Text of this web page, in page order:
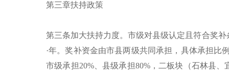
第三章扶持政策
第三条加大扶持力度。市级对县级认定且符合奖
·年。奖补资金由市县两级共同承担，具体承担
市级承担20%、县级承担80%，二板块（石林县